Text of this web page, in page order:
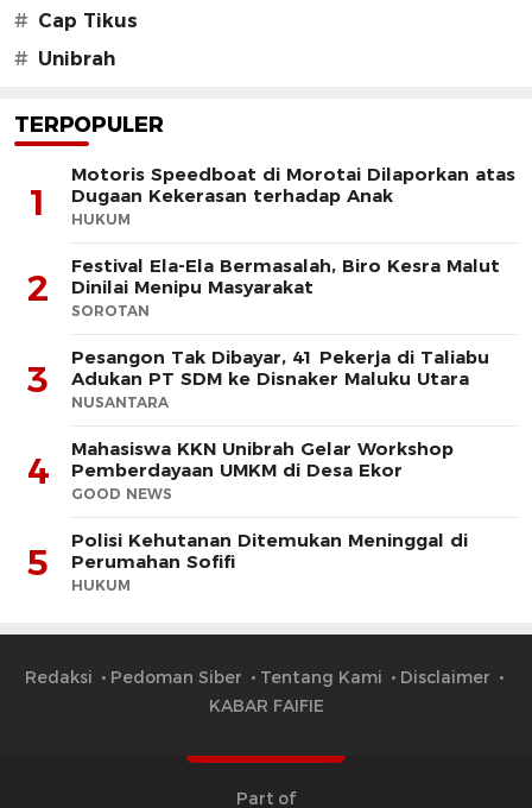
# Cap Tikus
# Unibrah
TERPOPULER
1
Motoris Speedboat di Morotai Dilaporkan atas
Dugaan Kekerasan terhadap Anak
HUKUM
2
Festival Ela-Ela Bermasalah, Biro Kesra Malut
Dinilai Menipu Masyarakat
SOROTAN
3
Pesangon Tak Dibayar, 41 Pekerja di Taliabu
Adukan PT SDM ke Disnaker Maluku Utara
NUSANTARA
4
Mahasiswa KKN Unibrah Gelar Workshop
Pemberdayaan UMKM di Desa Ekor
GOOD NEWS
5
Polisi Kehutanan Ditemukan Meninggal di
Perumahan Sofifi
HUKUM
Redaksi Pedoman Siber Tentang Kami
Disclaimer
KABAR FAIFIE
Part of